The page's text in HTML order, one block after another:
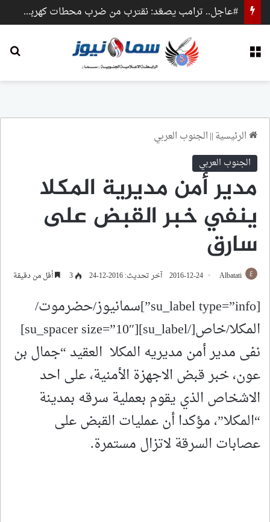
#عاجل.. ترامب يصعّد: نقترب من ضرب محطات كهرباء وجسور داخل إيران
الرئيسية||الجنوب العربي
الجنوب العربي
مدير أمن مديرية المكلا
ينفي خبر القبض على
سارق
Albatati
2016-12-24 آخر تحديث: 2016-12-24 3 أقل من دقيقة
[su_label type=”info”]سمانيوز/حضرموت/
المكلا/خاص[/su_label][su_spacer size=”10″]
نفى مدير أمن مديريه المكلا العقيد “جمال بن
عون، خبر قبض الاجهزة الأمنية، على احد
الاشخاص الذي يقوم بعملية سرقه بمدينة
“المكلا”، مؤكدا أن عمليات القبض على
عصابات السرقة لاتزال مستمرة.